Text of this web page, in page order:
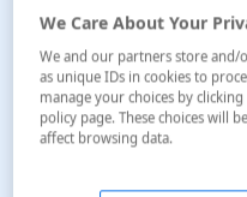
We Care About Your
We and our partners store and/
as unique IDs in cookies to
manage your choices by
policy page. These choices will
affect browsing data.